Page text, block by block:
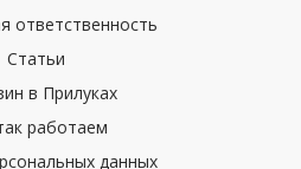
ответственность
Статьи
в Прилуках
работаем
данных